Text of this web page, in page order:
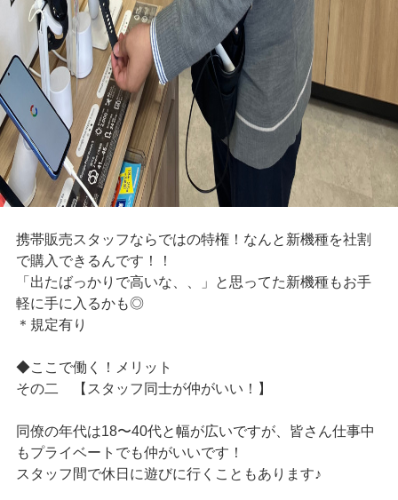
携帯販売スタッフならではの特権！なんと新機種を社割
で購入できるんです！！
「出たばっかりで高いな、、」と思ってた新機種もお手
軽に手に入るかも◎
＊規定有り
◆ここで働く！メリット
その二 【スタッフ同士が仲がいい！】
同僚の年代は18〜40代と幅が広いですが、皆さん仕事中
もプライベートでも仲がいいです！
スタッフ間で休日に遊びに行くこともあります♪